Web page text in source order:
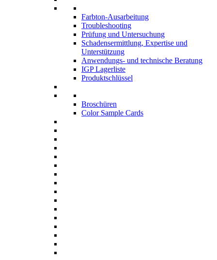
Farbton-Ausarbeitung
Troubleshooting
Prüfung und Untersuchung
Schadensermittlung, Expertise und
Unterstützung
Anwendungs- und technische Beratung
IGP Lagerliste
Produktschlüssel
Broschüren
Color Sample Cards